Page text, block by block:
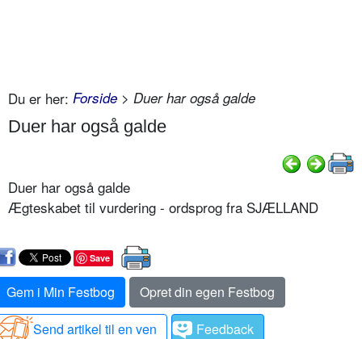
Du er her: Forside > Duer har også galde
Duer har også galde
Duer har også galde
Ægteskabet til vurdering - ordsprog fra SJÆLLAND
Save
Gem i Min Festbog
Opret din egen Festbog
Send artikel til en ven
Feedback